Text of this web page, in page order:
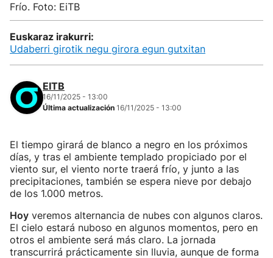
Frío. Foto: EiTB
Euskaraz irakurri:
Udaberri girotik negu girora egun gutxitan
EITB
16/11/2025 - 13:00
Última actualización 16/11/2025 - 13:00
El tiempo girará de blanco a negro en los próximos
días, y tras el ambiente templado propiciado por el
viento sur, el viento norte traerá frío, y junto a las
precipitaciones, también se espera nieve por debajo
de los 1.000 metros.
Hoy veremos alternancia de nubes con algunos claros.
El cielo estará nuboso en algunos momentos, pero en
otros el ambiente será más claro. La jornada
transcurrirá prácticamente sin lluvia, aunque de forma